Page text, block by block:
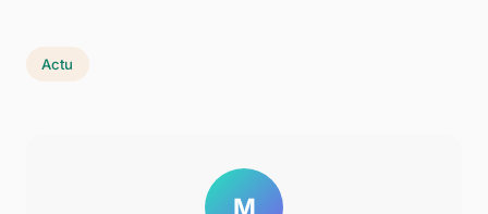
Actu
M